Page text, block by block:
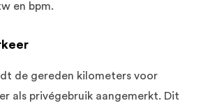
en bpm.
de gereden kilometers voor
als privégebruik aangemerkt. Dit